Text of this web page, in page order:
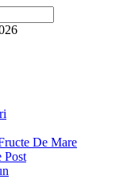
De Mare
Post